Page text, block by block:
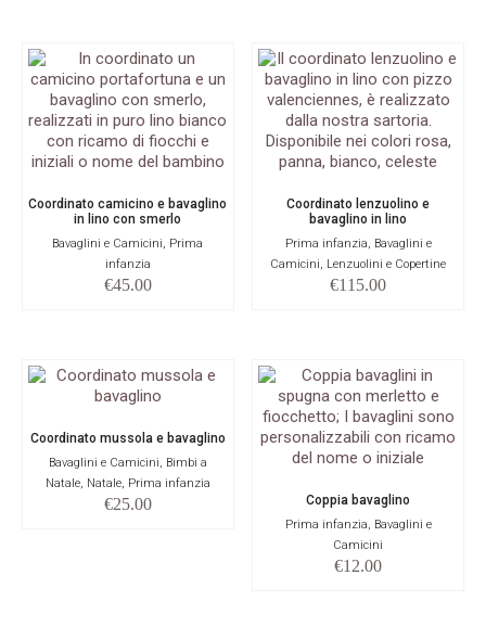
Coordinato camicino e bavaglino
in lino con smerlo
Bavaglini e Camicini, Prima
infanzia
€45.00
Coordinato lenzuolino e
bavaglino in lino
Prima infanzia, Bavaglini e
Camicini, Lenzuolini e Copertine
€115.00
Coordinato mussola e bavaglino
Bavaglini e Camicini, Bimbi a
Natale, Natale, Prima infanzia
€25.00 Coppia bavaglino
Prima infanzia, Bavaglini e
Camicini
€12.00